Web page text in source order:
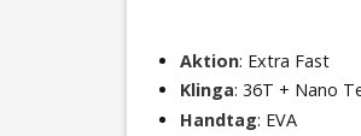
Aktion: Extra Fast
Klinga: 36T + Nano
Handtag: EVA